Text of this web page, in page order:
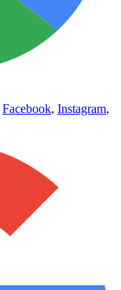
Facebook, Instagram,